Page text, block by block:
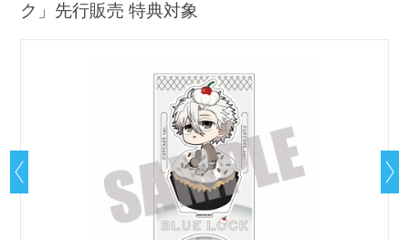
ク」先行販売 特典対象